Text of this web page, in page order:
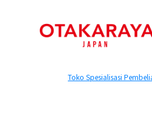
Toko Spesialisasi